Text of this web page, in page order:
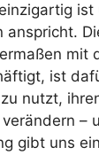
anspricht.
mit
ist
nutzt,
–
gibt uns